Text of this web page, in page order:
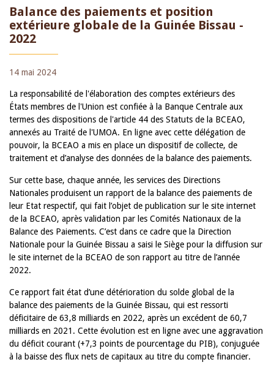
Balance des paiements et position
extérieure globale de la Guinée Bissau -
2022
14 mai 2024
La responsabilité de l'élaboration des comptes extérieurs des
États membres de l'Union est confiée à la Banque Centrale aux
termes des dispositions de l'article 44 des Statuts de la BCEAO,
annexés au Traité de l'UMOA. En ligne avec cette délégation de
pouvoir, la BCEAO a mis en place un dispositif de collecte, de
traitement et d’analyse des données de la balance des paiements.
Sur cette base, chaque année, les services des Directions
Nationales produisent un rapport de la balance des paiements de
leur Etat respectif, qui fait l’objet de publication sur le site internet
de la BCEAO, après validation par les Comités Nationaux de la
Balance des Paiements. C’est dans ce cadre que la Direction
Nationale pour la Guinée Bissau a saisi le Siège pour la diffusion sur
le site internet de la BCEAO de son rapport au titre de l’année
2022.
Ce rapport fait état d’une détérioration du solde global de la
balance des paiements de la Guinée Bissau, qui est ressorti
déficitaire de 63,8 milliards en 2022, après un excédent de 60,7
milliards en 2021. Cette évolution est en ligne avec une aggravation
du déficit courant (+7,3 points de pourcentage du PIB), conjuguée
à la baisse des flux nets de capitaux au titre du compte financier.